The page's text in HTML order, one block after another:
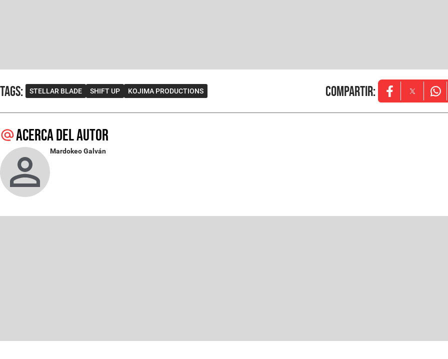
Tags: STELLAR BLADE SHIFT UP KOJIMA PRODUCTIONS Compartir: Opens in new
Opens in
Acerca del autor
Mardokeo Galván